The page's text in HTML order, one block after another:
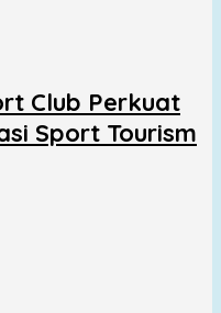
Club Perkuat
Sport Tourism